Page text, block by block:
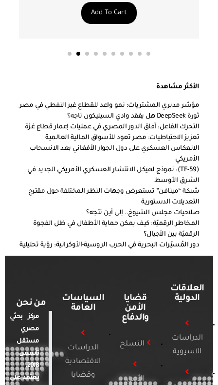
Add To Cart
الأكثر مشاهدة
مؤشر مديري المشتريات: نمو واعد للقطاع غير النفطي في مصر
ثورة DeepSeek هل يفقد وادي السيليكون تاجه؟
التحرك الفاعل: آفاق الدور المصري في عمليات إعمار قطاع غزة
تعزيز الاحتياطيات: مصر تعود للأسواق المالية العالمية
الانعكاس العسكري على دول الجوار الأفغاني بعد الانسحاب
الأمريكي
(TF-59): نموذج لهيكل الانتشار العسكري الأمريكي الجديد في
الشرق الأوسط
شبكة “مينافن” تستعرض وجهات النظر المختلفة حول مقترح
التعديلات الدستورية
صلاحيات مجلس الشيوخ.. إلى أين تتجه؟
المخاطر الرقميّة: كيف يمكن حماية الأطفال في ظل الفجوة
الرقميّة بين الأجيال؟
دور المُسيّرات البحرية في الحرب الروسية-الأوكرانية: رؤية تحليلية
العلاقات
الدولية
الدراسات
الآسيوية
قضايا
الأمن
والدفاع
التسلح
الأمن
السياسات
العامة
الدراسات
الاقتصادية
وقضايا
من نحن
مركز بحثي
مصري
مستقل
تأسس
2018.
يعتمد على